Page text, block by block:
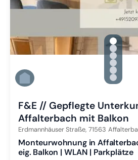
Zu
Zu
Zu
Zu
Zu
Zu
F&E // Gepflegte
Affalterbach mit Balkon
Erdmannhäuser Straße, 71563
Monteurwohnung in
eig. Balkon | WLAN | Parkplätze